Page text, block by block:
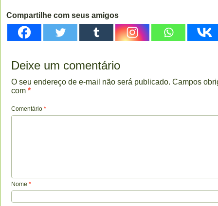
Compartilhe com seus amigos
Deixe um comentário
O seu endereço de e-mail não será publicado. Campos
com *
Comentário *
Nome *